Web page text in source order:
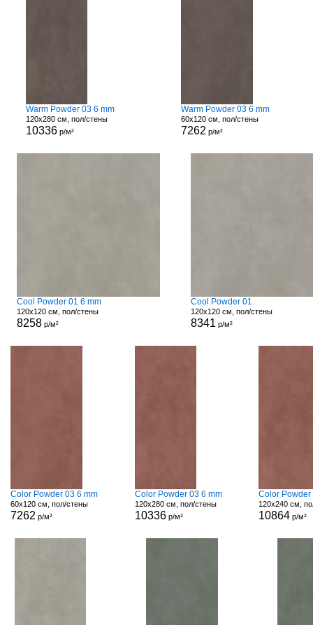
Warm Powder 03 6 mm
120x280 см, пол/стены
10336 р/м²
Warm Powder 03 6 mm
60x120 см, пол/стены
7262 р/м²
Cool Powder 01 6 mm
120x120 см, пол/стены
8258р/м²
Cool Powder 01
120x120 см, пол/стены
8341 р/м²
Color Powder 03 6 mm
60x120 см, пол/стены
7262 р/м²
Color Powder 03 6 mm
120x280 см, пол/стены
10336р/м²
Color Powder
120x240 см,
10864р/м²